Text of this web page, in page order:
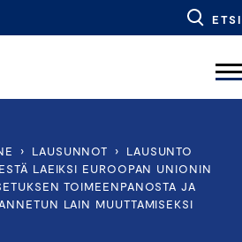
ETSI
› LAUSUNNOT ›
LAUSUNTO
LAEIKSI EUROOPAN UNIONIN
TOIMEENPANOSTA JA
LAIN MUUTTAMISEKSI